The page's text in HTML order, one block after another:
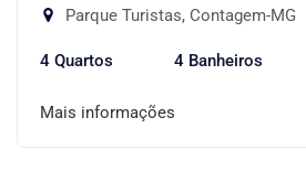
Parque Turistas, Contagem-MG
4 Quartos 4 Banheiros
Mais informações